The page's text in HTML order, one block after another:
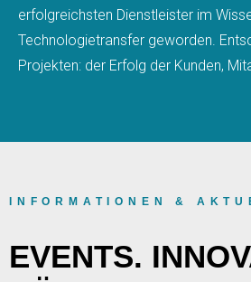
erfolgreichsten Dienstleister im
Technologietransfer geworden.
Projekten: der Erfolg der Kunden,
INFORMATIONEN &
EVENTS.